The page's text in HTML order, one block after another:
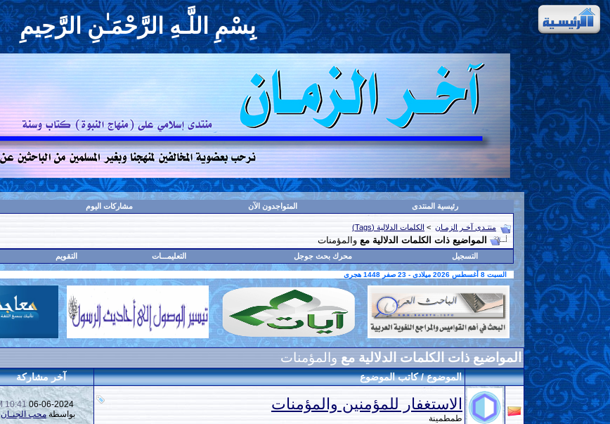
بِسْمِ اللَّـهِ الرَّحْمَـٰنِ الرَّحِيمِ
رئيسية المنتدى المتواجدون الآن مشاركات اليوم
منتـدى آخـر الزمـان > الكلمات الدلالية (Tags)
المواضيع ذات الكلمات الدلالية مع والمؤمنات
التسجيل محرك بحث جوجل التعليمـــات التقويم
السبت 8 أغسطس 2026 ميلادى - 23 صفر 1448 هجرى
المواضيع ذات الكلمات الدلالية مع والمؤمنات
الموضوع / كاتب الموضوع آخر مشاركة
الاستغفار للمؤمنين والمؤمنات
طمطمينة
06-06-2024
10:41 PM
بواسطةمحب الجنـان